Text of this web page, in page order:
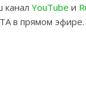
YouTube и
в прямом эфире.